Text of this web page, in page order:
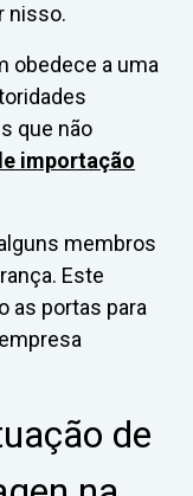
nisso.
obedece a uma
que não
importação
membros
Este
as portas para
de